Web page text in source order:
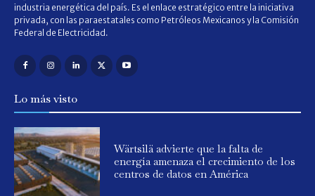
industria energética del país. Es el enlace estratégico entre la iniciativa
privada, con las paraestatales como Petróleos Mexicanos y la Comisión
Federal de Electricidad.
Lo más visto
Wärtsilä advierte que la falta de
energía amenaza el crecimiento de los
centros de datos en América